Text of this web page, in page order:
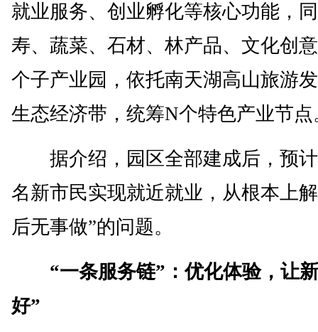
就业服务、创业孵化等核心功能，
寿、蔬菜、石材、林产品、文化创
个子产业园，依托南天湖高山旅游
生态经济带，统筹N个特色产业节点
据介绍，园区全部建成后，预计
名新市民实现就近就业，从根本上
后无事做”的问题。
“一条服务链”：优化体验，让
好”